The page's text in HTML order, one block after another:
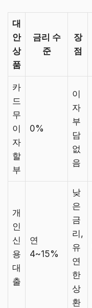
대
안
상
품
금리 수
준
장
점
카
드
무
이
자
할
부
0%
이
자
부
담
없
음
개
인
신
용
대
출
연
4~15%
낮
은
금
리,
유
연
한
상
환